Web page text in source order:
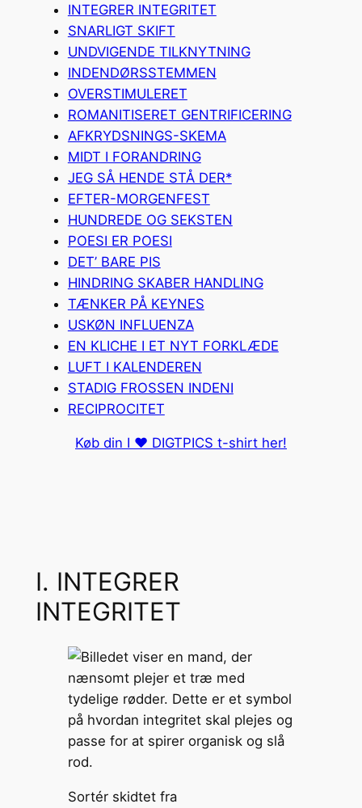
INTEGRER INTEGRITET
SNARLIGT SKIFT
UNDVIGENDE TILKNYTNING
INDENDØRSSTEMMEN
OVERSTIMULERET
ROMANITISERET GENTRIFICERING
AFKRYDSNINGS-SKEMA
MIDT I FORANDRING
JEG SÅ HENDE STÅ DER*
EFTER-MORGENFEST
HUNDREDE OG SEKSTEN
POESI ER POESI
DET’ BARE PIS
HINDRING SKABER HANDLING
TÆNKER PÅ KEYNES
USKØN INFLUENZA
EN KLICHE I ET NYT FORKLÆDE
LUFT I KALENDEREN
STADIG FROSSEN INDENI
RECIPROCITET
Køb din I ❤️ DIGTPICS t-shirt her!
I. INTEGRER
INTEGRITET
Sortér skidtet fra